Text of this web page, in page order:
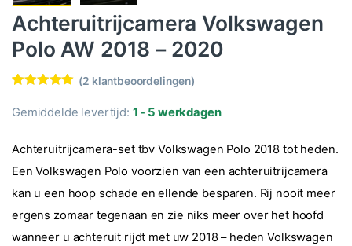
Achteruitrijcamera Volkswagen
Polo AW 2018 – 2020
5.00
op 5
gebaseerd
lingen
(2 klantbeoordelingen)
Gemiddelde levertijd: 1 - 5 werkdagen
Achteruitrijcamera-set tbv Volkswagen Polo 2018 tot heden.
Een Volkswagen Polo voorzien van een achteruitrijcamera
kan u een hoop schade en ellende besparen. Rij nooit meer
ergens zomaar tegenaan en zie niks meer over het hoofd
wanneer u achteruit rijdt met uw 2018 – heden Volkswagen